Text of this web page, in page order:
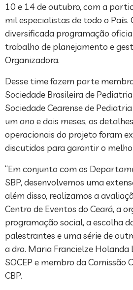
10 e 14 de outubro, com a
mil especialistas de todo o País.
diversificada programação
trabalho de planejamento e
Organizadora.
Desse time fazem parte
Sociedade Brasileira de
Sociedade Cearense de
um ano e dois meses, os
operacionais do projeto foram
discutidos para garantir o
“Em conjunto com os
SBP, desenvolvemos uma
além disso, realizamos a
Centro de Eventos do Ceará, a
programação social, a escolha
palestrantes e uma série de
a dra. Maria Francielze Holanda
SOCEP e membro da Comissão
CBP.